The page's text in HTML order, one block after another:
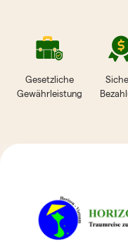
Gesetzliche
Gewährleistung